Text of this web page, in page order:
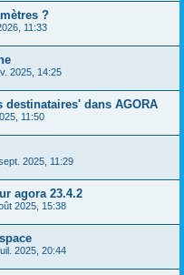
?
11:33
2025, 14:25
dans AGORA
11:50
2025, 11:29
agora 23.4.2
2025, 15:38
2025, 20:44